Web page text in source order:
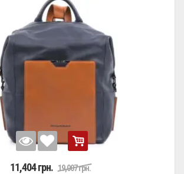
11,404 грн. 19,007 грн.